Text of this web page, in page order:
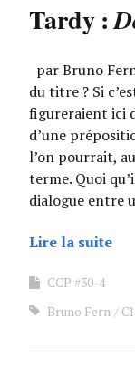
Tardy :
par Bruno
du titre ? Si
figureraient ici
d’une
l’on pourrait,
terme. Quoi
dialogue entre
Lire la suite
CCP #30-4
Bruno Fern